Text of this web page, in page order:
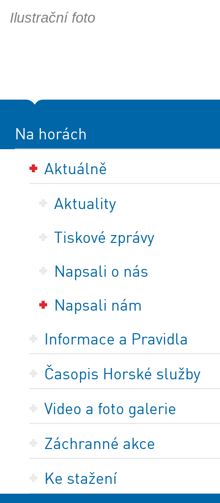
Ilustrační foto
Na horách
Aktuálně
Aktuality
Tiskové zprávy
Napsali o nás
Napsali nám
Informace a Pravidla
Časopis Horské služby
Video a foto galerie
Záchranné akce
Ke stažení